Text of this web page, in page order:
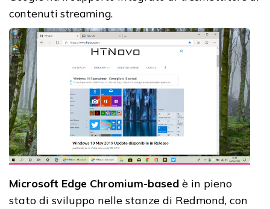
contenuti streaming.
Microsoft Edge Chromium-based è in pieno
stato di sviluppo nelle stanze di Redmond, con